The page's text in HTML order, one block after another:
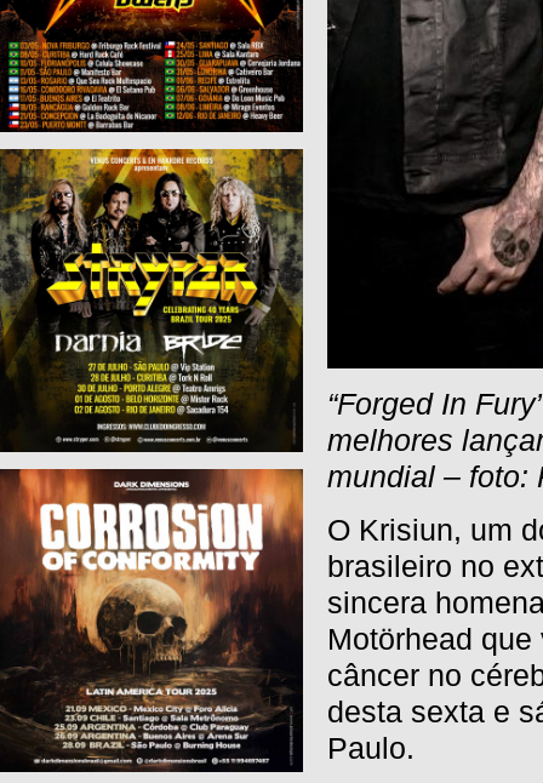
“Forged In
melhores
mundial – foto:
O Krisiun, um
brasileiro no
sincera
Motörhead
câncer no
desta sexta e
Paulo.